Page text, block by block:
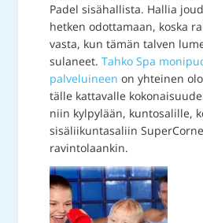
Padel sisähallista. Hallia
hetken odottamaan, koska
vasta, kun tämän talven
sulaneet.Tahko Spa
palveluineen on yhteinen
tälle kattavalle
niin kylpylään, kuntosalille,
sisäliikuntasaliin
ravintolaankin.